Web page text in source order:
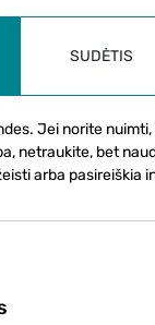
SUDĖTIS
Jei norite
netraukite, bet
arba pasireiškia